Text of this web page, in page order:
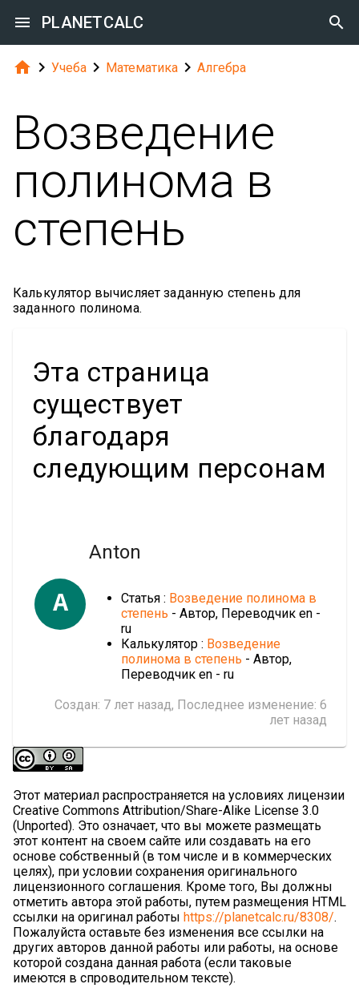
 PLANETCALC 
  Учеба  Математика  Алгебра
Возведение
полинома в
степень
Калькулятор вычисляет заданную степень для
заданного полинома.
Эта страница
существует
благодаря
следующим персонам
A
Anton
Статья : Возведение полинома в
степень - Автор, Переводчик en -
ru
Калькулятор : Возведение
полинома в степень - Автор,
Переводчик en - ru
Создан: 7 лет назад, Последнее изменение: 6
лет назад
Этот материал распространяется на условиях лицензии
Creative Commons Attribution/Share-Alike License 3.0
(Unported). Это означает, что вы можете размещать
этот контент на своем сайте или создавать на его
основе собственный (в том числе и в коммерческих
целях), при условии сохранения оригинального
лицензионного соглашения. Кроме того, Вы должны
отметить автора этой работы, путем размещения HTML
ссылки на оригинал работы https://planetcalc.ru/8308/.
Пожалуйста оставьте без изменения все ссылки на
других авторов данной работы или работы, на основе
которой создана данная работа (если таковые
имеются в спроводительном тексте).